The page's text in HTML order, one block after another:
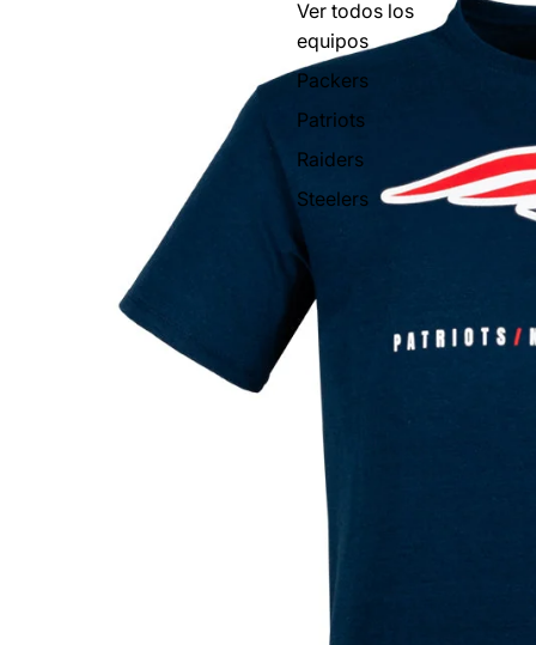
Ver todos los
equipos
Packers
Patriots
Raiders
Steelers